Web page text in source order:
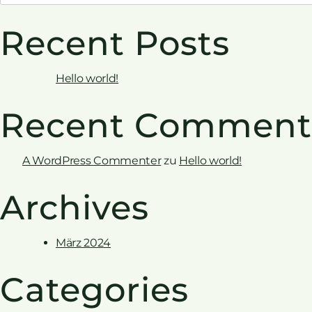
Recent Posts
Hello world!
Recent
A WordPress Commenterzu Hello world!
Archives
März 2024
Categories